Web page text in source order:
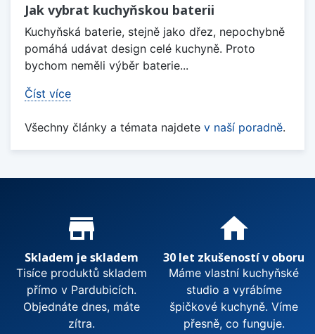
Jak vybrat kuchyňskou baterii
Kuchyňská baterie, stejně jako dřez, nepochybně
pomáhá udávat design celé kuchyně. Proto
bychom neměli výběr baterie...
Číst více
Všechny články a témata najdete v naší poradně.
Proč nakupovat u nás?
store_mall_directory
Skladem je skladem
Tisíce produktů skladem
přímo v Pardubicích.
Objednáte dnes, máte
zítra.
home
30 let zkušeností v oboru
Máme vlastní kuchyňské
studio a vyrábíme
špičkové kuchyně. Víme
přesně, co funguje.